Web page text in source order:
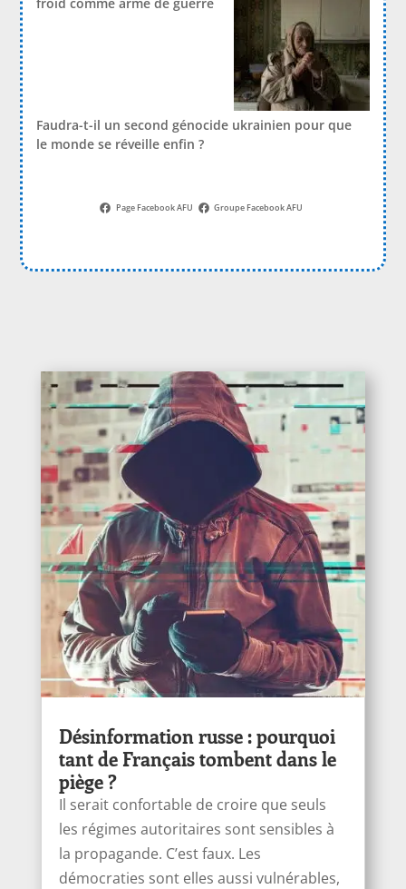
Faudra-t-il un second génocide ukrainien pour que
le monde se réveille enfin ?
Page Facebook AFU Groupe Facebook AFU
Désinformation russe : pourquoi
tant de Français tombent dans le
piège ?
Il serait confortable de croire que seuls
les régimes autoritaires sont sensibles à
la propagande. C’est faux. Les
démocraties sont elles aussi vulnérables,